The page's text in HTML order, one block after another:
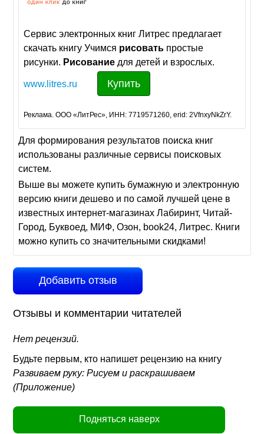
Сервис электронных книг Литрес предлагает
скачать книгу Учимся рисовать простые
рисунки. Рисование для детей и взрослых.
www.litres.ru Купить
Реклама. ООО «ЛитРес», ИНН: 7719571260, erid: 2VfnxyNkZrY.
Для формирования результатов поиска книг
использованы различные сервисы поисковых
систем.
Выше вы можете купить бумажную и электронную
версию книги дешево и по самой лучшей цене в
известных интернет-магазинах Лабиринт, Читай-
Город, Буквоед, МИФ, Озон, book24, Литрес. Книги
можно купить со значительными скидками!
Добавить отзыв
Отзывы и комментарии читателей
Нет рецензий.
Будьте первым, кто напишет рецензию на книгу
Развиваем руку: Рисуем и раскрашиваем
(Приложение)
Подняться наверх